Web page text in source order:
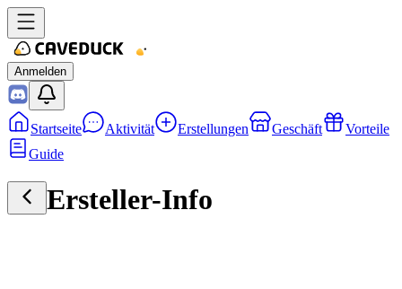
Anmelden
Startseite Aktivität Erstellungen Geschäft
Vorteile
Guide
Ersteller-Info